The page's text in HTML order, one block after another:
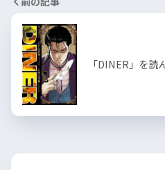
「DINER」を読